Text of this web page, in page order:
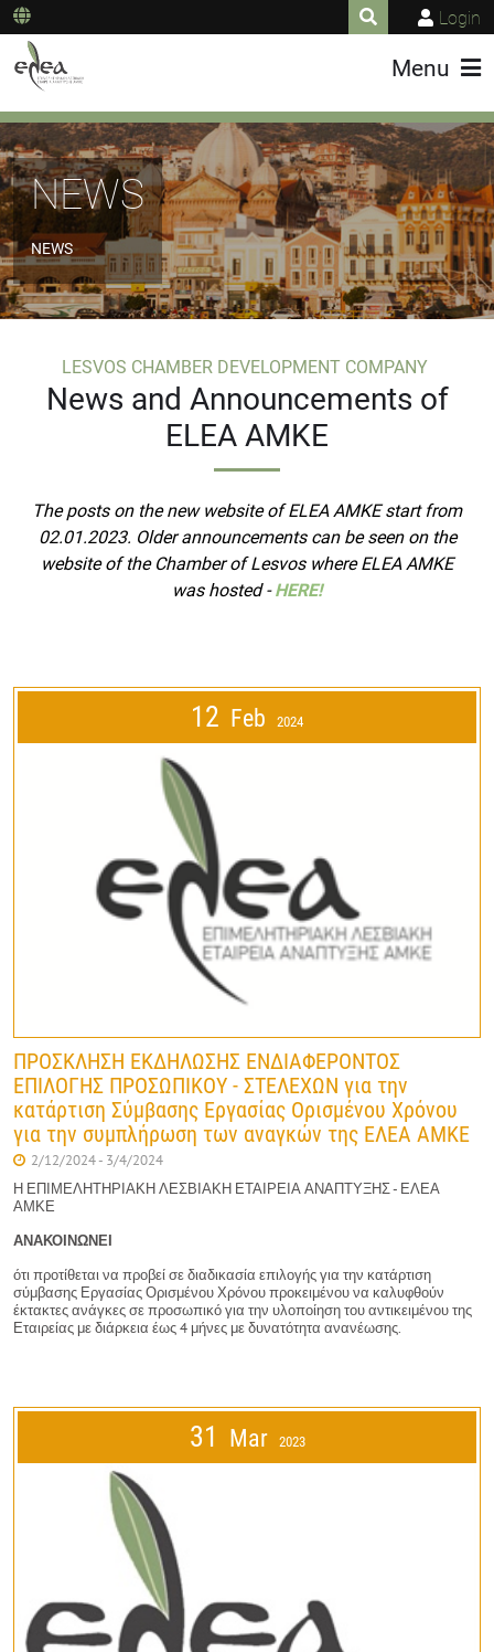
Login
Menu
NEWS
NEWS
LESVOS CHAMBER DEVELOPMENT COMPANY
News and Announcements of
ELEA AMKE
The posts on the new website of ELEA AMKE start from
02.01.2023. Older announcements can be seen on the
website of the Chamber of Lesvos where ELEA AMKE
was hosted-HERE!
12 Feb 2024
ΠΡΟΣΚΛΗΣΗ ΕΚΔΗΛΩΣΗΣ ΕΝΔΙΑΦΕΡΟΝΤΟΣ
ΕΠΙΛΟΓΗΣ ΠΡΟΣΩΠΙΚΟΥ - ΣΤΕΛΕΧΩΝ για την
κατάρτιση Σύμβασης Εργασίας Ορισμένου Χρόνου
για την συμπλήρωση των αναγκών της ΕΛΕΑ ΑΜΚΕ
2/12/2024 - 3/4/2024
Η ΕΠΙΜΕΛΗΤΗΡΙΑΚΗ ΛΕΣΒΙΑΚΗ ΕΤΑΙΡΕΙΑ ΑΝΑΠΤΥΞΗΣ - ΕΛΕΑ
ΑΜΚΕ
ΑΝΑΚΟΙΝΩΝΕΙ
ότι προτίθεται να προβεί σε διαδικασία επιλογής για την κατάρτιση
σύμβασης Εργασίας Ορισμένου Χρόνου προκειμένου να καλυφθούν
έκτακτες ανάγκες σε προσωπικό για την υλοποίηση του αντικειμένου της
Εταιρείας με διάρκεια έως 4 μήνες με δυνατότητα ανανέωσης.
31 Mar 2023